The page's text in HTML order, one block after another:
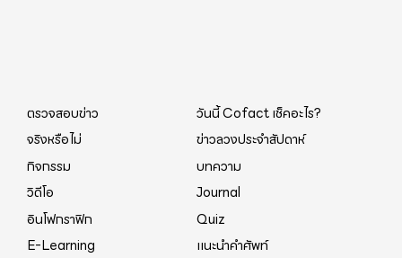
ตรวจสอบข่าว
วันนี้ Cofact เช็คอะไร?
จริงหรือไม่
ข่าวลวงประจำสัปดาห์
กิจกรรม
บทความ
วิดีโอ
Journal
อินโฟกราฟิก
Quiz
E-Learning
แนะนำคำศัพท์